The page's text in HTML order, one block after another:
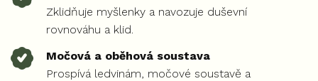
Zklidňuje myšlenky a navozuje duševní
rovnováhu a klid.
Močová a oběhová soustava
Prospívá ledvinám, močové soustavě a